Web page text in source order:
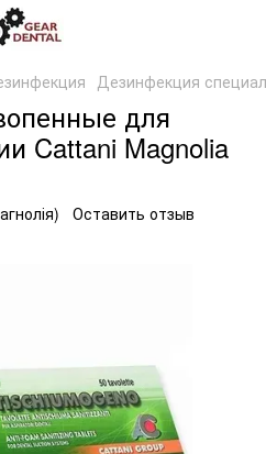
Дезинфекция
для
Cattani Magnolia
Оставить отзыв